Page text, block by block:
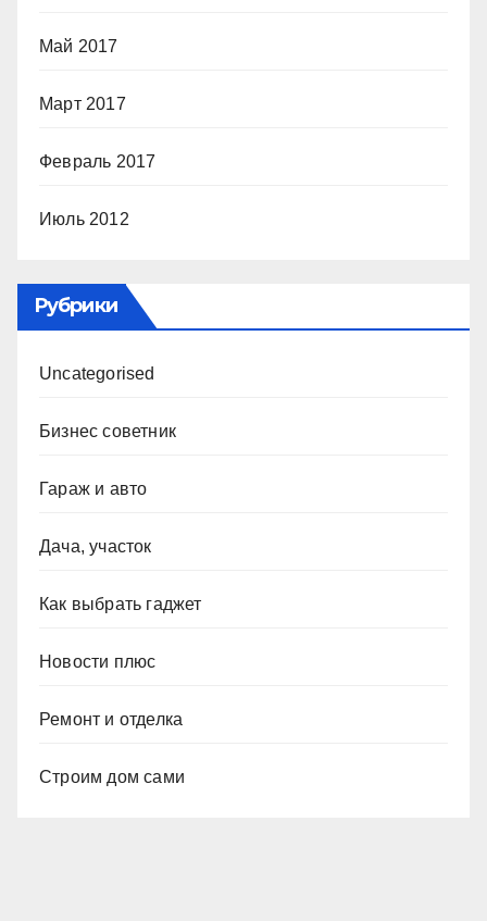
Май 2017
Март 2017
Февраль 2017
Июль 2012
Рубрики
Uncategorised
Бизнес советник
Гараж и авто
Дача, участок
Как выбрать гаджет
Новости плюс
Ремонт и отделка
Строим дом сами